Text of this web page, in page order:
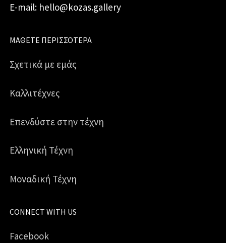
E-mail: hello@kozas.gallery
ΜΆΘΕΤΕ ΠΕΡΙΣΣΌΤΕΡΑ
Σχετικά με εμάς
Καλλιτέχνες
Επενδύστε στην τέχνη
Ελληνική Τέχνη
Μοναδική Τέχνη
CONNECT WITH US
Facebook